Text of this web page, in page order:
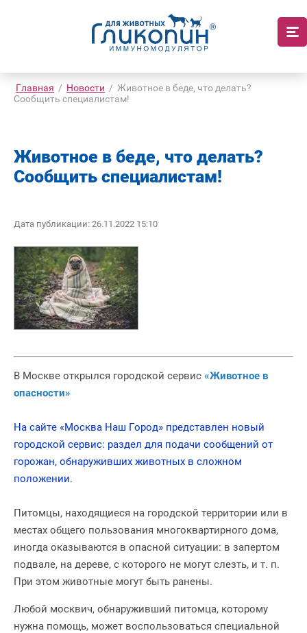
Главная / Новости / Животное в беде, что делать?
Сообщить специалистам!
Животное в беде, что делать?
Сообщить специалистам!
Дата публикации: 26.11.2022 15:10
В Москве открылся городской сервис «Животное в
опасности»
На сайте «Москва Наш Город» представлен новый
городской сервис: раздел для подачи сообщений от
горожан, обнаруживших животных в сложном
положении.
Питомцы, находящиеся на городской территории или в
местах общего пользования многоквартирного дома,
иногда оказываются в опасной ситуации: в запертом
подвале, на дереве, с которого не могут слезть, и т. п.
При этом животные могут быть ранены.
Любой москвич, обнаруживший питомца, которому
нужна помощь, может воспользоваться специальной